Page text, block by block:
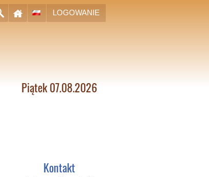
LOGOWANIE
Piątek 07.08.2026
Kontakt